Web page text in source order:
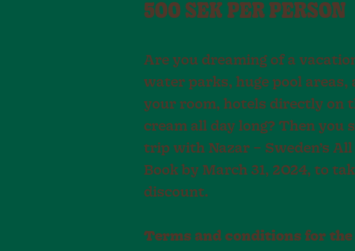
500 SEK PER PERSON
Are you dreaming of a
water parks, huge pool areas,
your room, hotels directly on
cream all day long? Then you
trip with Nazar – Sweden’s
Book by March 31, 2024, to
discount.
Terms and conditions for the